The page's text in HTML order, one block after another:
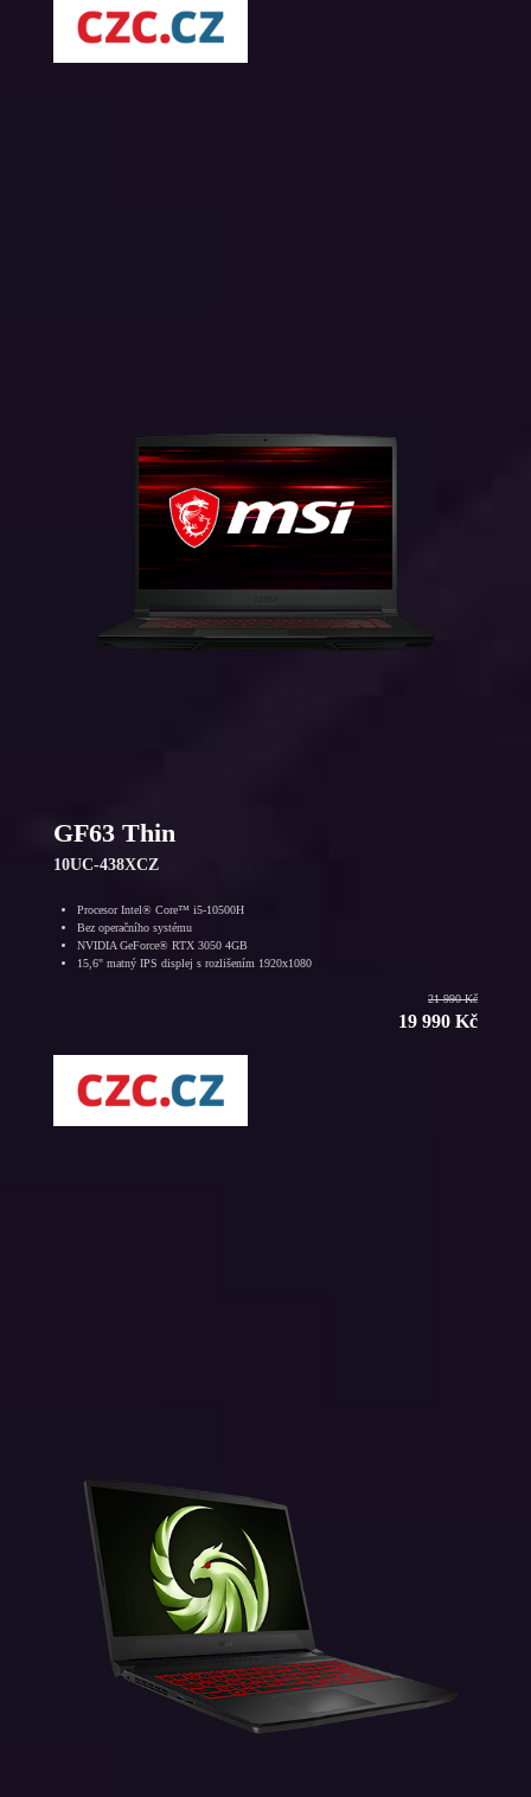
GF63 Thin
10UC-438XCZ
Procesor Intel® Core™ i5-10500H
Bez operačního systému
NVIDIA GeForce® RTX 3050 4GB
15,6" matný IPS displej s rozlišením 1920x1080
21 990 Kč
19 990 Kč